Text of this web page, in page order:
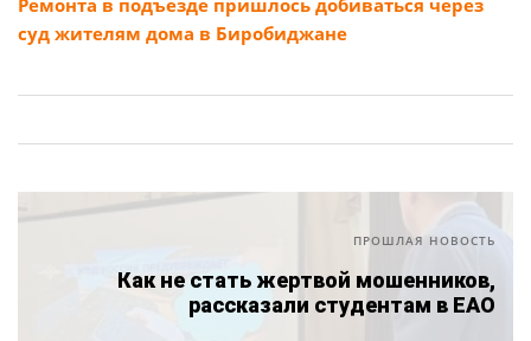
Ремонта в подъезде пришлось добиваться через
суд жителям дома в Биробиджане
ПРОШЛАЯ НОВОСТЬ
Как не стать жертвой мошенников,
рассказали студентам в ЕАО